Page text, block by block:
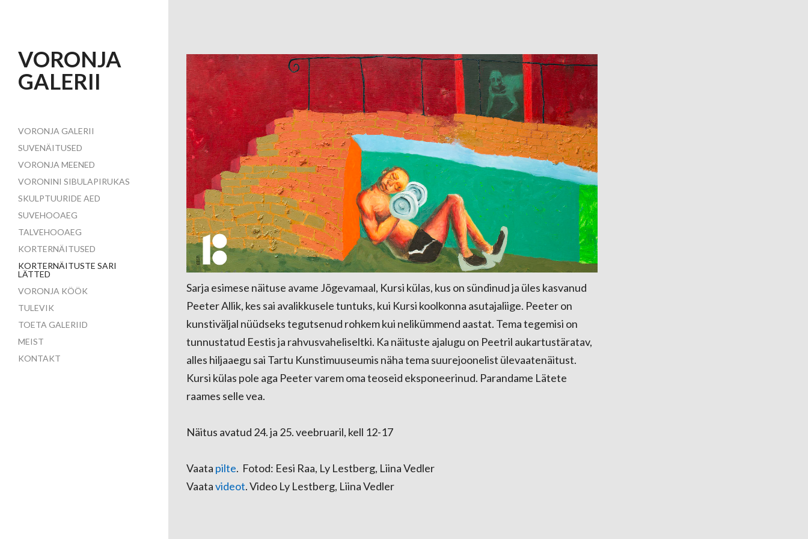
VORONJA
GALERII
VORONJA GALERII
SUVENÄITUSED
VORONJA MEENED
VORONINI SIBULAPIRUKAS
SKULPTUURIDE AED
SUVEHOOAEG
TALVEHOOAEG
KORTERNÄITUSED
KORTERNÄITUSTE SARI
LÄTTED
VORONJA KÖÖK
TULEVIK
TOETA GALERIID
MEIST
KONTAKT
Sarja esimese näituse avame Jõgevamaal, Kursi külas, kus on sündinud ja üles kasvanud
Peeter Allik, kes sai avalikkusele tuntuks, kui Kursi koolkonna asutajaliige. Peeter on
kunstiväljal nüüdseks tegutsenud rohkem kui nelikümmend aastat. Tema tegemisi on
tunnustatud Eestis ja rahvusvaheliseltki. Ka näituste ajalugu on Peetril aukartustäratav,
alles hiljaaegu sai Tartu Kunstimuuseumis näha tema suurejoonelist ülevaatenäitust.
Kursi külas pole aga Peeter varem oma teoseid eksponeerinud. Parandame Lätete
raames selle vea.
Näitus avatud 24. ja 25. veebruaril, kell 12-17
Vaata pilte. Fotod: Eesi Raa, Ly Lestberg, Liina Vedler
Vaatavideot. Video Ly Lestberg, Liina Vedler